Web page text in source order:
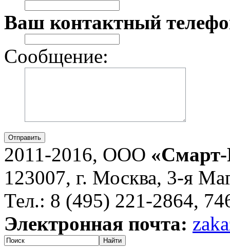
Ваш контактный
Сообщение:
Отправить
2011-2016, ООО
123007, г. Москва, 3-я
Тел.: 8 (495) 221-2864,
Электронная почта:
Найти